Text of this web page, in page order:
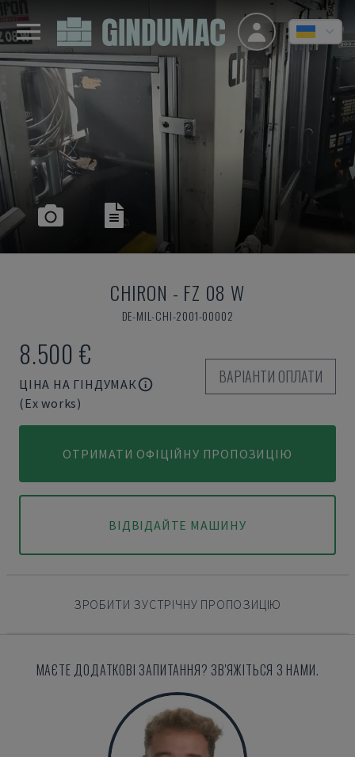
CHIRON - FZ 08 W
DE-MIL-CHI-2001-00002
8.500 €
ЦІНА НА ГІНДУМАК
(Ex works)
ВАРІАНТИ ОПЛАТИ
ОТРИМАТИ ОФІЦІЙНУ ПРОПОЗИЦІЮ
ВІДВІДАЙТЕ МАШИНУ
ЗРОБИТИ ЗУСТРІЧНУ ПРОПОЗИЦІЮ
МАЄТЕ ДОДАТКОВІ ЗАПИТАННЯ? ЗВ'ЯЖІТЬСЯ З НАМИ.